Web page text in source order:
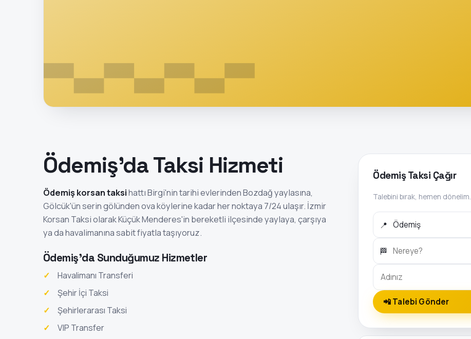
Ödemiş'da Taksi Hizmeti
Ödemiş korsan taksihattı Birgi'nin tarihi evlerinden Bozdağ yaylasına,
Gölcük'ün serin gölünden ova köylerine kadar her noktaya 7/24 ulaşır. İzmir
Korsan Taksi olarak Küçük Menderes'in bereketli ilçesinde yaylaya, çarşıya
ya da havalimanına sabit fiyatla taşıyoruz.
Ödemiş'da Sunduğumuz Hizmetler
Havalimanı Transferi
Şehir İçi Taksi
Şehirlerarası Taksi
VIP Transfer
Ödemiş Taksi Çağır
Talebini bırak, hemen dönelim.
📍
🏁
📲 Talebi Gönder